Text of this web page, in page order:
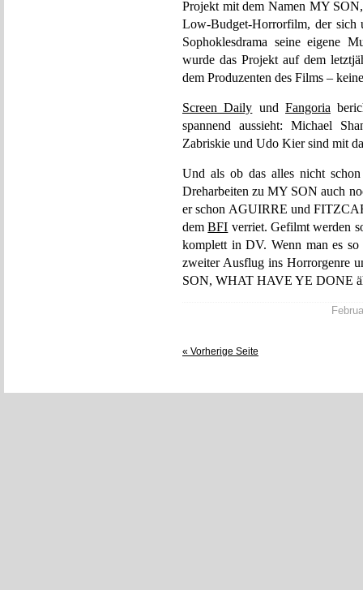
Projekt mit dem Namen MY
Low-Budget-Horrorfilm, der sich
Sophoklesdrama seine eigene
wurde das Projekt auf dem
dem Produzenten des Films –
Screen Daily undFangoria
spannend aussieht: Michael
Zabriskie und Udo Kier sind mit
Und als ob das alles nicht
Dreharbeiten zu MY SON auch
er schon AGUIRRE und
demBFI verriet. Gefilmt werden
komplett in DV. Wenn man es
zweiter Ausflug ins Horrorgenre
SON, WHAT HAVE YE DONE
« Vorherige Seite